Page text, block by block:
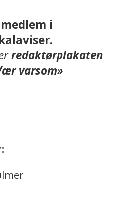
i
redaktørplakaten
varsom»